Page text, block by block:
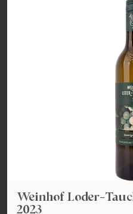
Weinhof Loder-
2023